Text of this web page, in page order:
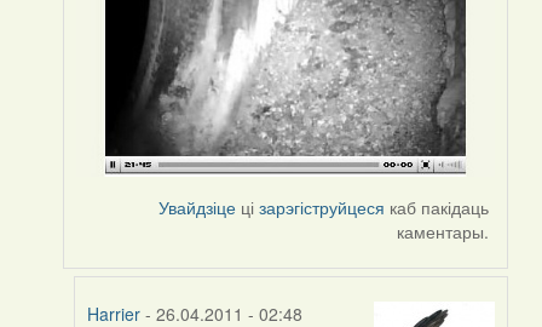
Увайдзіце цізарэгіструйцеся каб пакідаць
каментары.
Harrier - 26.04.2011 - 02:48